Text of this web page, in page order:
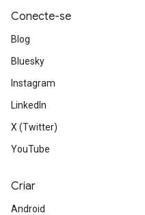
Conecte-se
Blog
Bluesky
Instagram
LinkedIn
X (Twitter)
YouTube
Criar
Android